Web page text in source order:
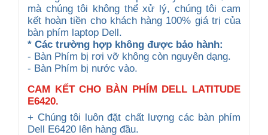
mà chúng tôi không thể xử lý, chúng tôi cam
kết hoàn tiền cho khách hàng 100% giá trị của
bàn phím laptop Dell.
* Các trường hợp không được bảo hành:
- Bàn Phím bị rơi vỡ không còn nguyên dạng.
- Bàn Phím bị nước vào.
CAM KẾT CHO BÀN PHÍM DELL LATITUDE
E6420.
+ Chúng tôi luôn đặt chất lượng các bàn phím
Dell E6420 lên hàng đầu.